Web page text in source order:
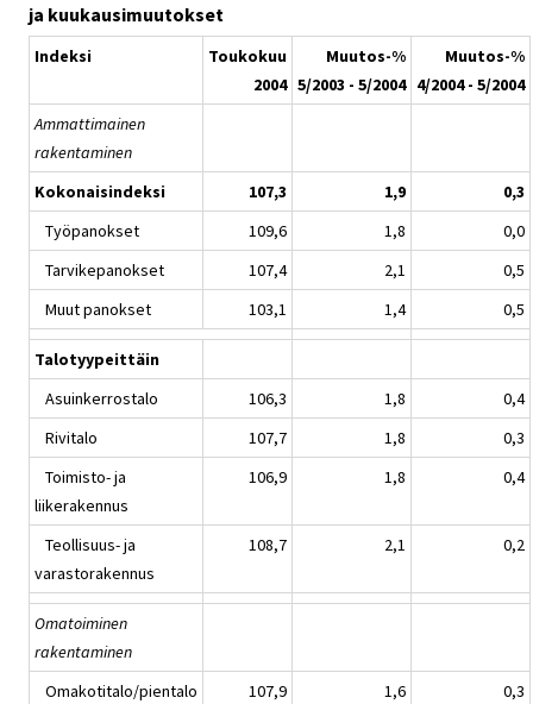
ja kuukausimuutokset
Indeksi
Toukokuu
2004
Muutos-%
5/2003 - 5/2004
Muutos-%
4/2004 - 5/2004
Ammattimainen
rakentaminen
Kokonaisindeksi
107,3 1,9
0,3
Työpanokset
109,6 1,8
0,0
Tarvikepanokset
107,4 2,1
0,5
Muut panokset
103,1 1,4 0,5
Talotyypeittäin
Asuinkerrostalo
106,3 1,8
0,4
Rivitalo
107,7 1,8
0,3
Toimisto- ja
liikerakennus
106,9 1,8 0,4
Teollisuus- ja
varastorakennus
108,7 2,1 0,2
Omatoiminen
rakentaminen
Omakotitalo/pientalo
107,9 1,6
0,3